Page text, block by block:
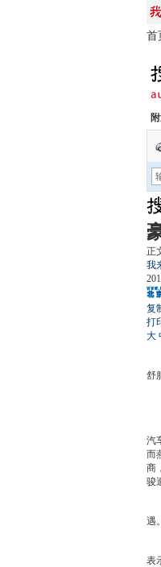
首
正
我
复
打
大
舒
8
汽
而
商
骏
遇
表